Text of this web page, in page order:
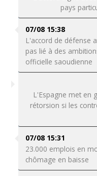
pays
07/08 15:38
L'accord de défense
pas lié à des
officielle saoudienne
L'Espagne met en
rétorsion si les
07/08 15:31
23.000 emplois en
chômage en baisse